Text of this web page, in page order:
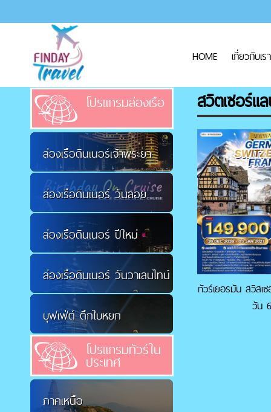
HOME เกี่ยวกับเรา
โปรแกรมล่องเรือ
ล่องเรือดินเนอร์เจ้าพระยา
ล่องเรือดินเนอร์ วันลอย
กระทง
ล่องเรือดินเนอร์ ปีใหม่
ล่องเรือดินเนอร์ วันวาเลนไทน์
บุฟเฟ่ต์ ตึกใบหยก
โปรแกรมทัวร์ใน
ประเทศ
ภาคเหนือ
สวิตเซอร์แ
ทัวร์เยอรมัน สวิสเ
วัน